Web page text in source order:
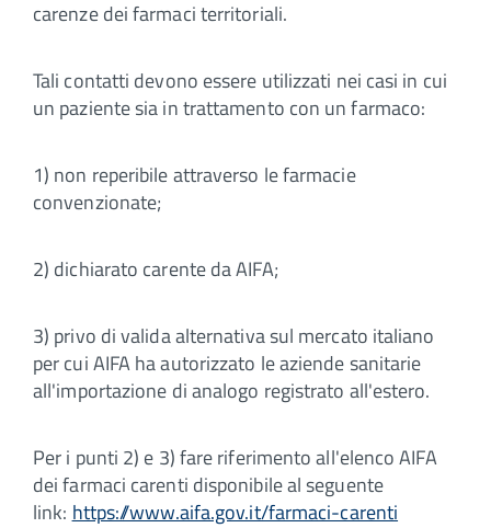
carenze dei farmaci territoriali.
Tali contatti devono essere utilizzati nei casi in cui
un paziente sia in trattamento con un farmaco:
1) non reperibile attraverso le farmacie
convenzionate;
2) dichiarato carente da AIFA;
3) privo di valida alternativa sul mercato italiano
per cui AIFA ha autorizzato le aziende sanitarie
all'importazione di analogo registrato all'estero.
Per i punti 2) e 3) fare riferimento all'elenco AIFA
dei farmaci carenti disponibile al seguente
link: https://www.aifa.gov.it/farmaci-carenti